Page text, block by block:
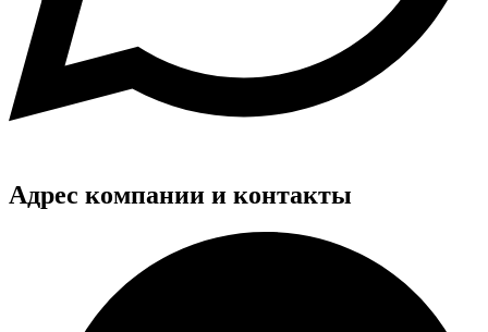
Адрес компании и контакты